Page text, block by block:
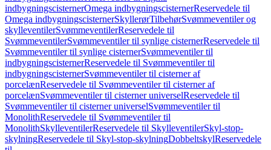
indbygningscisternerOmega indbygningscisternerReservedele til
Omega indbygningscisternerSkyllerørTilbehørSvømmeventiler og
skylleventilerSvømmeventilerReservedele til
SvømmeventilerSvømmeventiler til synlige cisternerReservedele til
Svømmeventiler til synlige cisternerSvømmeventiler til
indbygningscisternerReservedele til Svømmeventiler til
indbygningscisternerSvømmeventiler til cisterner af
porcelænReservedele til Svømmeventiler til cisterner af
porcelænSvømmeventiler til cisterner universelReservedele til
Svømmeventiler til cisterner universelSvømmeventiler til
MonolithReservedele til Svømmeventiler til
MonolithSkylleventilerReservedele til SkylleventilerSkyl-stop-
skylningReservedele til Skyl-stop-skylningDobbeltskylReservedele